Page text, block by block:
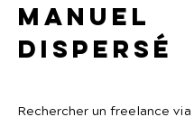
manuel
dispersé
Rechercher un freelance via